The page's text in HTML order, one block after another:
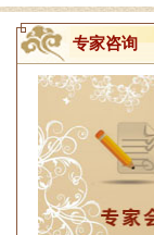
专家咨询